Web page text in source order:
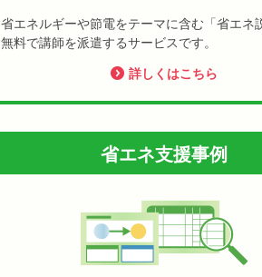
省エネルギーや節電をテーマに含む「省エネ
無料で講師を派遣するサービスです。
詳しくはこちら
省エネ支援事例